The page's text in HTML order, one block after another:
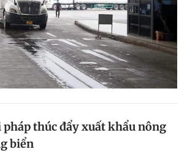
thúc đẩy xuất khẩu nông
biển